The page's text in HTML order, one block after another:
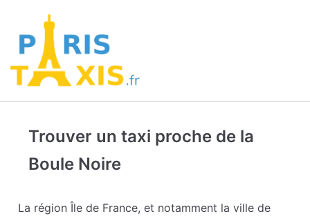
Trouver un taxi proche de la
Boule Noire
La région Île de France, et notamment la ville de